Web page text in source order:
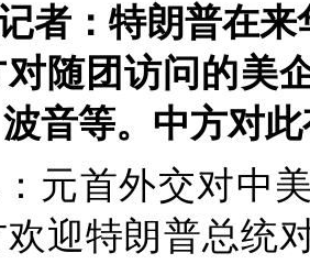
者：特朗普在
随团访问的美
音等。中方对
元首外交对中
欢迎特朗普总统